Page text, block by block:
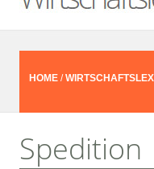
HOME /
Spedition